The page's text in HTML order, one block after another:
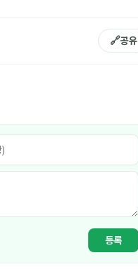
🔗공유
등록